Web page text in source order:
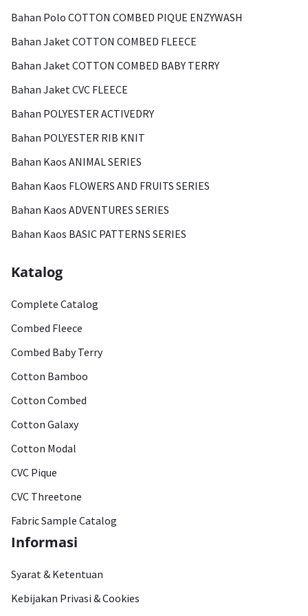
Bahan Polo COTTON COMBED PIQUE ENZYWASH
Bahan Jaket COTTON COMBED FLEECE
Bahan Jaket COTTON COMBED BABY TERRY
Bahan Jaket CVC FLEECE
Bahan POLYESTER ACTIVEDRY
Bahan POLYESTER RIB KNIT
Bahan Kaos ANIMAL SERIES
Bahan Kaos FLOWERS AND FRUITS SERIES
Bahan Kaos ADVENTURES SERIES
Bahan Kaos BASIC PATTERNS SERIES
Katalog
Complete Catalog
Combed Fleece
Combed Baby Terry
Cotton Bamboo
Cotton Combed
Cotton Galaxy
Cotton Modal
CVC Pique
CVC Threetone
Fabric Sample Catalog
Informasi
Syarat & Ketentuan
Kebijakan Privasi & Cookies